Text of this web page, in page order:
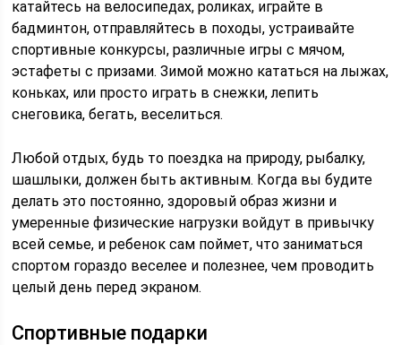
катайтесь на велосипедах, роликах, играйте в
бадминтон, отправляйтесь в походы, устраивайте
спортивные конкурсы, различные игры с мячом,
эстафеты с призами. Зимой можно кататься на лыжах,
коньках, или просто играть в снежки, лепить
снеговика, бегать, веселиться.
Любой отдых, будь то поездка на природу, рыбалку,
шашлыки, должен быть активным. Когда вы будите
делать это постоянно, здоровый образ жизни и
умеренные физические нагрузки войдут в привычку
всей семье, и ребенок сам поймет, что заниматься
спортом гораздо веселее и полезнее, чем проводить
целый день перед экраном.
Спортивные подарки